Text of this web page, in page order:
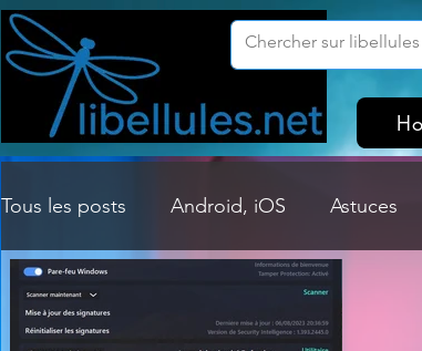
Tous les posts Android, iOS Astuces
Customisation Windows Divers